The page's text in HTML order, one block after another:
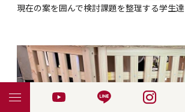
現在の案を囲んで検討課題を整理する学生達